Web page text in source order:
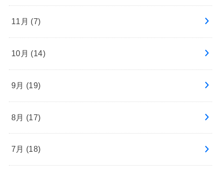
11月 (7)
10月 (14)
9月 (19)
8月 (17)
7月 (18)